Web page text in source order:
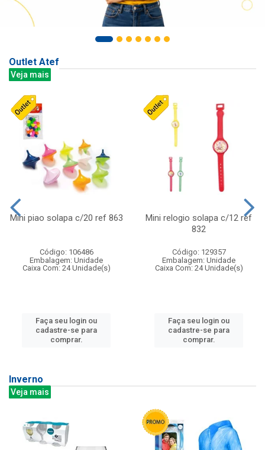
Outlet Atef
Veja mais
Mini piao solapa c/20 ref 863
Código: 106486
Embalagem: Unidade
Caixa Com: 24 Unidade(s)
Faça seu login ou
cadastre-se para
comprar.
Mini relogio solapa c/12 ref
832
Código: 129357
Embalagem: Unidade
Caixa Com: 24 Unidade(s)
Faça seu login ou
cadastre-se para
comprar.
Inverno
Veja mais